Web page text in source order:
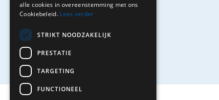
alle cookies in overeenstemming met ons
Cookiebeleid. Lees verder
STRIKT NOODZAKELIJK
PRESTATIE
TARGETING
FUNCTIONEEL